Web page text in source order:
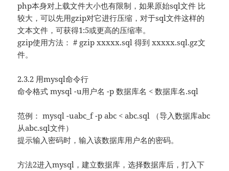
php本身对上载文件大小也有限制，如果原始sql文件 比
较大，可以先用gzip对它进行压缩，对于sql文件这样的
文本文件，可获得1:5或更高的压缩率。
gzip使用方法： # gzip xxxxx.sql 得到 xxxxx.sql.gz文
件。
2.3.2 用mysql命令行
命令格式 mysql -u用户名 -p 数据库名 < 数据库名.sql
范例： mysql -uabc_f -p abc < abc.sql （导入数据库abc
从abc.sql文件）
提示输入密码时，输入该数据库用户名的密码。
方法2进入mysql，建立数据库，选择数据库后，打入下